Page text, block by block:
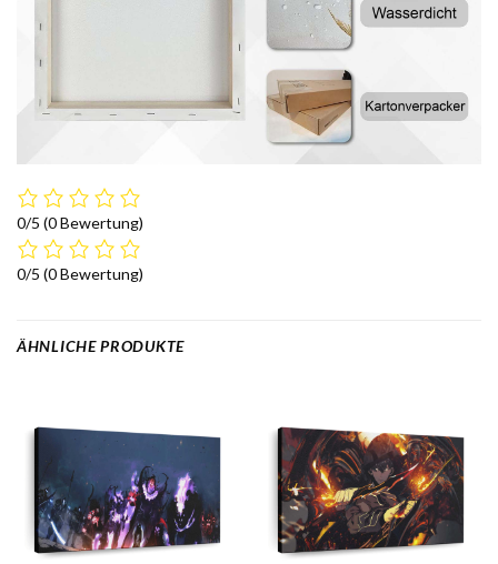
0/5 (0 Bewertung)
0/5 (0 Bewertung)
ÄHNLICHE PRODUKTE